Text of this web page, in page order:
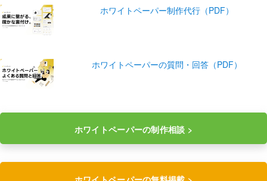
ホワイトペーパー制作代行（PDF）
ホワイトペーパーの質問・回答（PDF）
ホワイトペーパーの制作相談 >